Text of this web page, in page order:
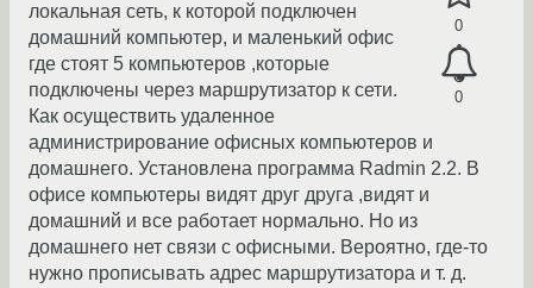
0
0
локальная сеть, к которой подключен
домашний компьютер, и маленький офис
где стоят 5 компьютеров ,которые
подключены через маршрутизатор к сети.
Как осуществить удаленное
администрирование офисных компьютеров и
домашнего. Установлена программа Radmin 2.2. В
офисе компьютеры видят друг друга ,видят и
домашний и все работает нормально. Но из
домашнего нет связи с офисными. Вероятно, где-то
нужно прописывать адрес маршрутизатора и т. д.